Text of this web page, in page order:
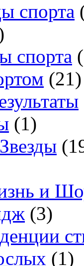
спорта
спорта
(21)
(1)
и
(3)
(1)